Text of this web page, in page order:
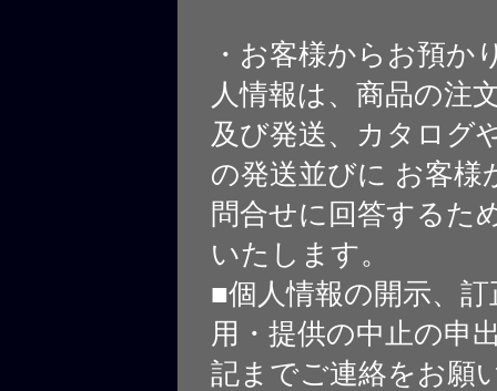
・お客様からお預か
人情報は、商品の注
及び発送、カタログ
の発送並びに お客様
問合せに回答するた
いたします。
■個人情報の開示、
用・提供の中止の申
記までご連絡をお願